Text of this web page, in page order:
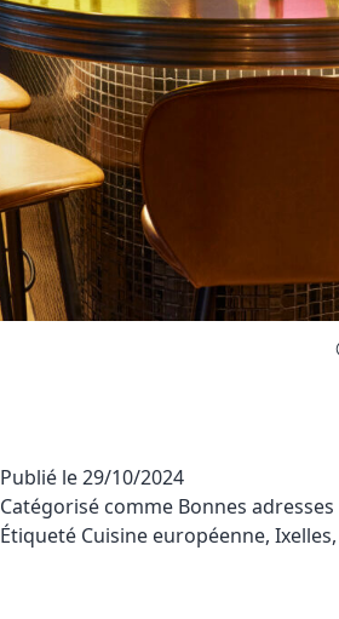
Publié le29/10/2024
Catégorisé comme Bonnes adresses
Étiqueté Cuisine européenne, Ixelles,